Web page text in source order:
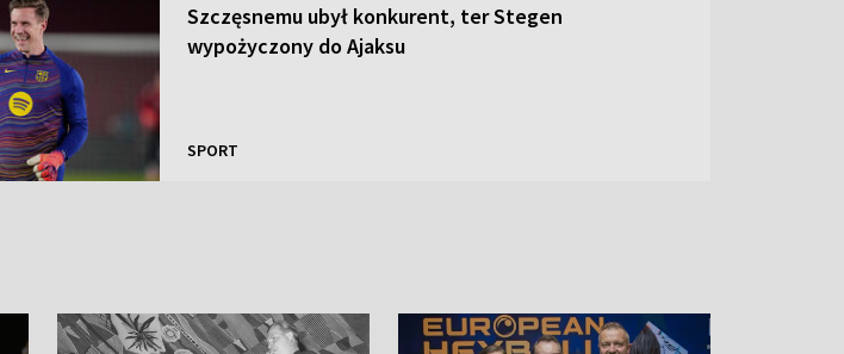
Szczęsnemu ubył konkurent, ter Stegen
wypożyczony do Ajaksu
SPORT